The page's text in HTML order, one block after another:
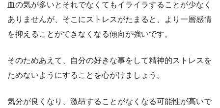
血の気が多いとそれでなくてもイライラすることが少なく
ありませんが、そこにストレスがたまると、より一層感情
を抑えることができなくなる傾向が強いです。
そのためあえて、自分の好きな事をして精神的ストレスを
ためないようにすることを心がけましょう。
気分が良くなり、激昂することがなくなる可能性が高いで